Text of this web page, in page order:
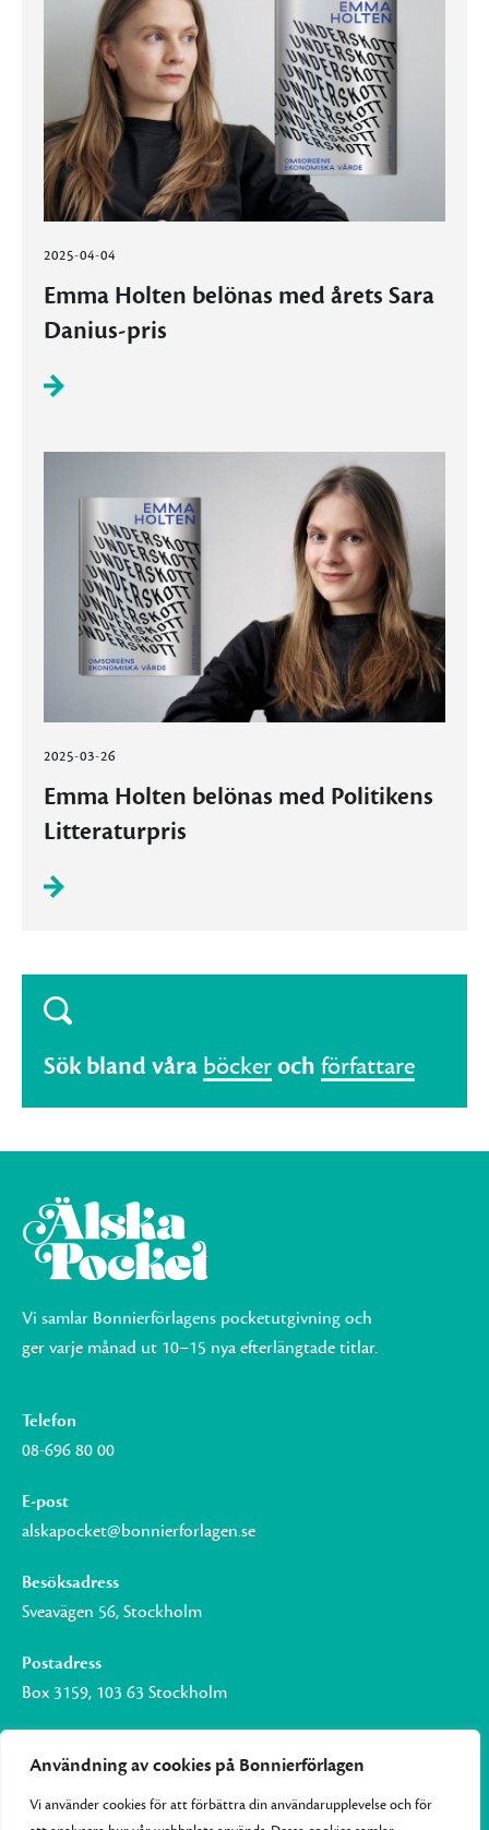
Användning av cookies på Bonnierförlagen
Vi använder cookies för att förbättra din användarupplevelse och för
2025-04-04
Emma Holten belönas med årets Sara
Danius-pris
2025-03-26
Emma Holten belönas med Politikens
Litteraturpris
Sök bland våra böckeroch författare
Vi samlar Bonnierförlagens pocketutgivning och
ger varje månad ut 10–15 nya efterlängtade titlar.
Telefon
08-696 80 00
E-post
alskapocket@bonnierforlagen.se
Besöksadress
Sveavägen 56, Stockholm
Postadress
Box 3159, 103 63 Stockholm
Om Bonnierförlagen